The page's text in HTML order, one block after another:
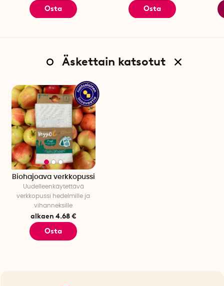
Leveys: 28 cm
Tuotetiedot
kasvatetuista puista.
Testattu haitallisten aineiden varalta, OEKO TEX standard 100
-sertifikaatti.
Hyväksytty kotikompostiin (Home Compostable).
Suunniteltu Ruotsissa, kestävästi tuotettu Intiassa.
Osta Osta
Äskettain katsotut
Biohajoava verkkopussi
Uudelleenkäytettävä
verkkopussi hedelmille ja
vihanneksille
alkaen 4.68 €
Osta